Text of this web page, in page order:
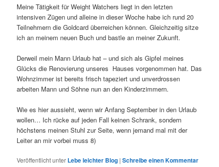
Meine Tätigkeit für Weight Watchers liegt in den letzten
intensiven Zügen und alleine in dieser Woche habe ich rund 20
Teilnehmern die Goldcard überreichen können. Gleichzeitig sitze
ich an meinem neuen Buch und bastle an meiner Zukunft.
Derweil mein Mann Urlaub hat – und sich als Gipfel meines
Glücks die Renovierung unseres Hauses vorgenommen hat. Das
Wohnzimmer ist bereits frisch tapeziert und unverdrossen
arbeiten Mann und Söhne nun an den Kinderzimmern.
Wie es hier aussieht, wenn wir Anfang September in den Urlaub
wollen… Ich rücke auf jeden Fall keinen Schrank, sondern
höchstens meinen Stuhl zur Seite, wenn jemand mal mit der
Leiter an mir vorbei muss 8)
Veröffentlicht unter Lebe leichter Blog |Schreibe einen Kommentar